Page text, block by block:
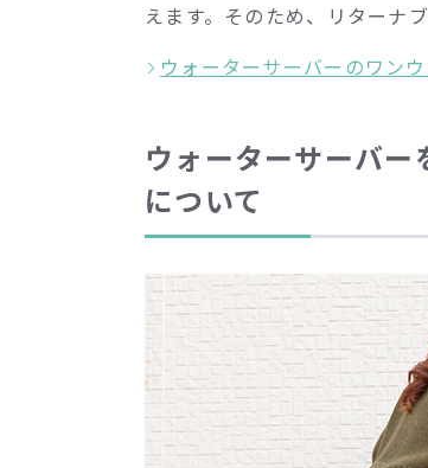
えます。そのため、リターナ
ウォーターサーバーのワン
ウォーターサーバ
について